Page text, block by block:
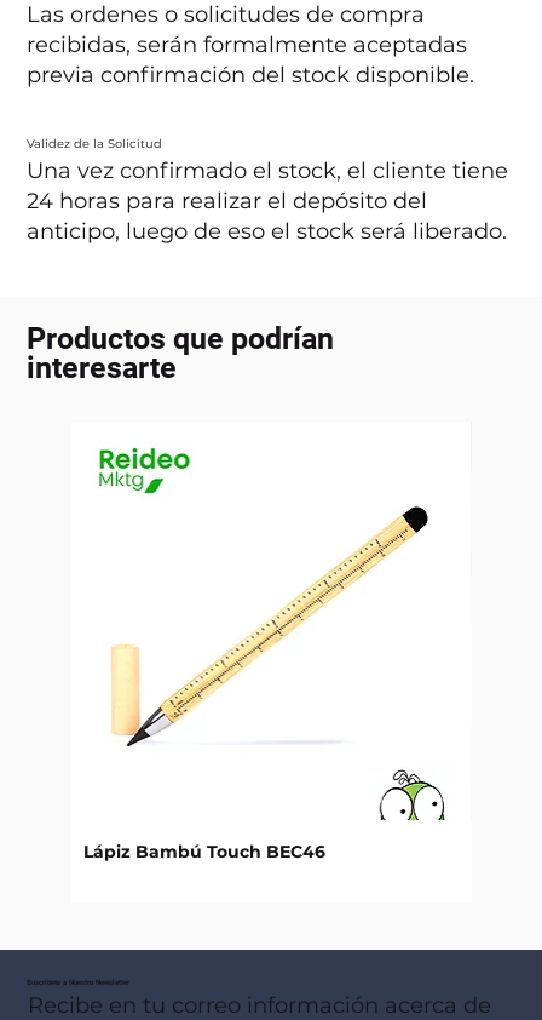
Las ordenes o solicitudes de compra
recibidas, serán formalmente aceptadas
previa confirmación del stock disponible.
Validez de la Solicitud
Una vez confirmado el stock, el cliente tiene
24 horas para realizar el depósito del
anticipo, luego de eso el stock será liberado.
Productos que podrían
interesarte
Lápiz Bambú Touch BEC46
Suscribete a Nuestro Newsletter
Recibe en tu correo información acerca de